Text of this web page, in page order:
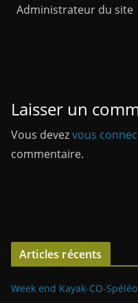
Administrateur du site
Laisser un
Vous devezvous
commentaire.
Articles récents
Week end Kayak-CO-Spéléo